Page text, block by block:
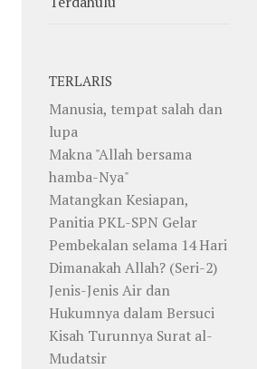
TERLARIS
Manusia, tempat salah dan
lupa
Makna "Allah bersama
hamba-Nya"
Matangkan Kesiapan,
Panitia PKL-SPN Gelar
Pembekalan selama 14 Hari
Dimanakah Allah? (Seri-2)
Jenis-Jenis Air dan
Hukumnya dalam Bersuci
Kisah Turunnya Surat al-
Mudatsir